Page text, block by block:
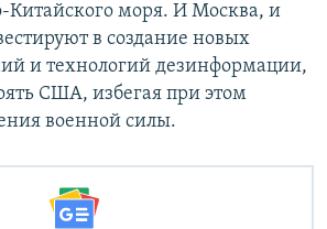
моря. И Москва, и
в создание новых
и технологий дезинформации,
США, избегая при этом
военной силы.